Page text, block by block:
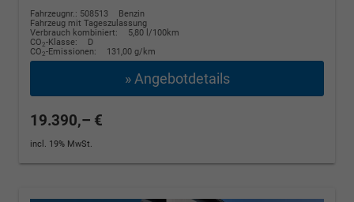
Fahrzeugnr.: 508513
Benzin
Fahrzeug mit Tageszulassung
Verbrauch kombiniert:
5,80 l/100km
CO2-Klasse:
D
CO2-Emissionen: 131,00 g/km
» Angebotdetails
19.390,– €
incl. 19% MwSt.